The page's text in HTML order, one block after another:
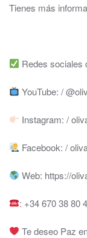
Tienes más
Redes sociales
YouTube: /
Instagram: /
Facebook: /
Web: https://
: +34 670 38 80
Te deseo Paz